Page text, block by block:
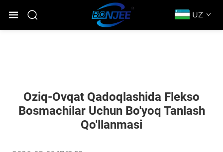
UZ
Oziq-Ovqat Qadoqlashida Flekso
Bosmachilar Uchun Bo'yoq Tanlash
Qo'llanmasi